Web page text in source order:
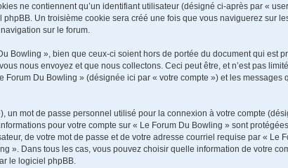
ne contiennent qu’un identifiant utilisateur (désigné ci-après par «
Un troisième cookie sera créé une fois que vous naviguerez sur
sur le forum.
Bowling », bien que ceux-ci soient hors de portée du document qui est
nous envoyez et que nous collectons. Ceci peut être, et n’est pas
Du Bowling » (désignée ici par « votre compte ») et les messages
mot de passe personnel utilisé pour la connexion à votre compte
pour votre compte sur « Le Forum Du Bowling » sont
de votre mot de passe et de votre adresse courriel requise par « Le
». Dans tous les cas, vous pouvez choisir quelle information de votre
le logiciel phpBB.